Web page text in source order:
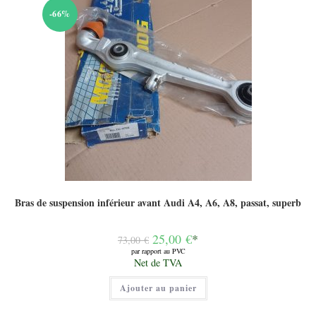
-66%
Bras de suspension inférieur avant Audi A4, A6, A8, passat, superb
73,00€ Le
prix
initial
était :
73,00 €.
25,00 €*
par rapport au PVC
Le
prix
actuel
est :
25,00 €.
Net de TVA
Ajouter au panier